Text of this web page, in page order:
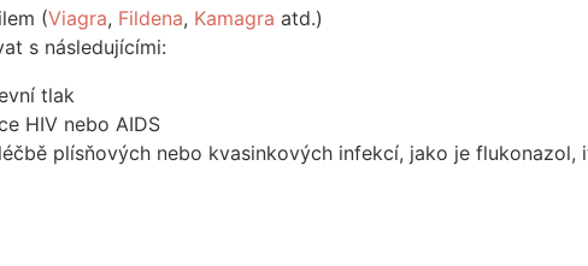
(Viagra, Fildena, Kamagra atd.)
s následujícími:
tlak
HIV nebo AIDS
plísňových nebo kvasinkových infekcí, jako je